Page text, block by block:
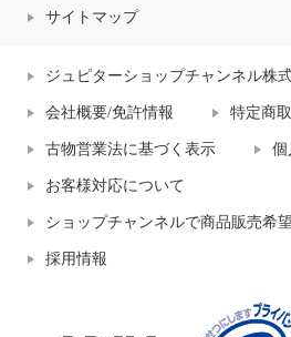
サイトマップ
ジュピターショップチャンネル株
会社概要/免許情報 特定商
古物営業法に基づく表示 個
お客様対応について
ショップチャンネルで商品販売希
採用情報